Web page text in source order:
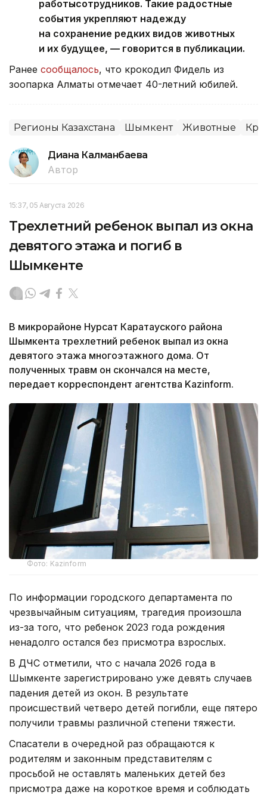
работысотрудников. Такие радостные
события укрепляют надежду
на сохранение редких видов животных
и их будущее, — говорится в публикации.
Ранее сообщалось, что крокодил Фидель из
зоопарка Алматы отмечает 40-летний юбилей.
Регионы Казахстана Шымкент Животные
Диана Калманбаева
Автор
15:37, 05 Августа 2026
Трехлетний ребенок выпал из окна
девятого этажа и погиб в
Шымкенте
В микрорайоне Нурсат Каратауского района
Шымкента трехлетний ребенок выпал из окна
девятого этажа многоэтажного дома. От
полученных травм он скончался на месте,
передает корреспондент агентства Kazinform.
Фото: Kazinform
По информации городского департамента по
чрезвычайным ситуациям, трагедия произошла
из-за того, что ребенок 2023 года рождения
ненадолго остался без присмотра взрослых.
В ДЧС отметили, что с начала 2026 года в
Шымкенте зарегистрировано уже девять случаев
падения детей из окон. В результате
происшествий четверо детей погибли, еще пятеро
получили травмы различной степени тяжести.
Спасатели в очередной раз обращаются к
родителям и законным представителям с
просьбой не оставлять маленьких детей без
присмотра даже на короткое время и соблюдать